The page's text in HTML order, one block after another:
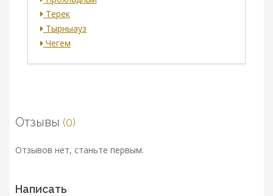
Терек
Тырныауз
Чегем
Отзывы (0)
Отзывов нет, станьте первым.
Написать